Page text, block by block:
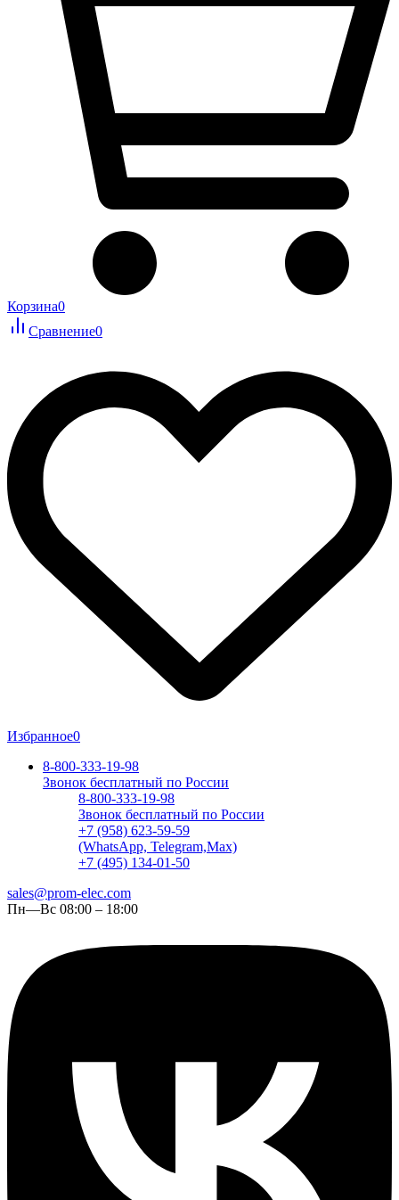
Корзина0
Сравнение0
Избранное0
8-800-333-19-98
Звонок бесплатный по России
8-800-333-19-98
Звонок бесплатный по России
+7 (958) 623-59-59
(WhatsApp, Telegram,Max)
+7 (495) 134-01-50
sales@prom-elec.com
Пн—Вс 08:00 – 18:00